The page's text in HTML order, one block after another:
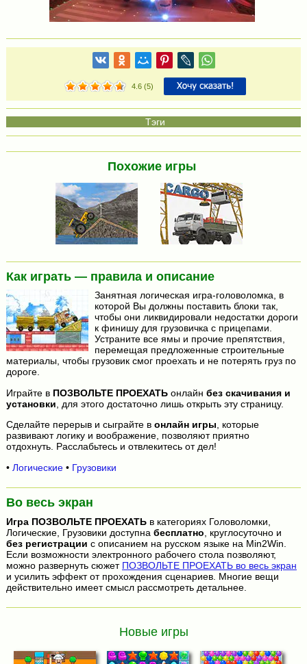
4.6(5)
Похожие игры
Как играть — правила и описание
Занятная логическая игра-головоломка, в
которой Вы должны поставить блоки так,
чтобы они ликвидировали недостатки дороги
к финишу для грузовичка с прицепами.
Устраните все ямы и прочие препятствия,
перемещая предложенные строительные
материалы, чтобы грузовик смог проехать и не потерять груз по
дороге.
Играйте в ПОЗВОЛЬТЕ ПРОЕХАТЬонлайн без скачивания и
установки , для этого достаточно лишь открыть эту страницу.
Сделайте перерыв и сыграйте в онлайн игры , которые
развивают логику и воображение, позволяют приятно
отдохнуть. Расслабьтесь и отвлекитесь от дел!
• Логические• Грузовики
Во весь экран
Игра ПОЗВОЛЬТЕ ПРОЕХАТЬв категориях Головоломки,
Логические, Грузовики доступна бесплатно , круглосуточно и
без регистрации с описанием на русском языке на Min2Win.
Если возможности электронного рабочего стола позволяют,
можно развернуть сюжет ПОЗВОЛЬТЕ ПРОЕХАТЬ во весь экран
и усилить эффект от прохождения сценариев. Многие вещи
действительно имеет смысл рассмотреть детальнее.
Новые игры